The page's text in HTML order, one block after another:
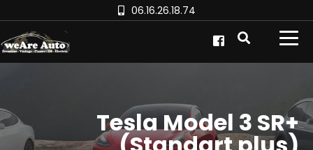
06.16.26.18.74
Tesla Model 3 SR+